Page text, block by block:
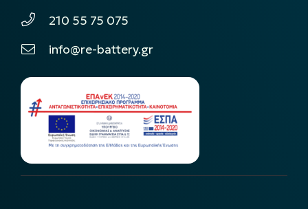
210 55 75 075
info@re-battery.gr